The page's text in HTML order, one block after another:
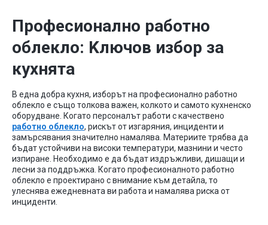
Професионално работно
облекло: Kлючов избор за
кухнята
В една добра кухня, изборът на професионално работно
облекло е също толкова важен, колкото и самото кухненско
оборудване. Когато персоналът работи с качествено
работно облекло, рискът от изгаряния, инциденти и
замърсявания значително намалява. Материите трябва да
бъдат устойчиви на високи температури, мазнини и често
изпиране. Необходимо е да бъдат издръжливи, дишащи и
лесни за поддръжка. Когато професионалното работно
облекло е проектирано с внимание към детайла, то
улеснява ежедневната ви работа и намалява риска от
инциденти.